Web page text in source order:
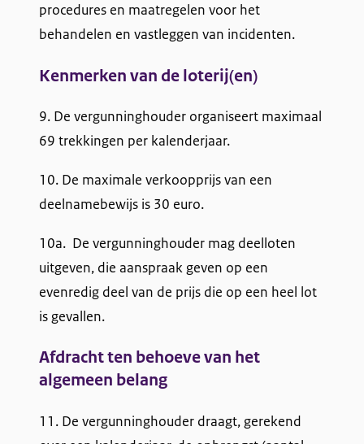
procedures en maatregelen voor het
behandelen en vastleggen van incidenten.
Kenmerken van de loterij(en)
9. De vergunninghouder organiseert maximaal
69 trekkingen per kalenderjaar.
10. De maximale verkoopprijs van een
deelnamebewijs is 30 euro.
10a. De vergunninghouder mag deelloten
uitgeven, die aanspraak geven op een
evenredig deel van de prijs die op een heel lot
is gevallen.
Afdracht ten behoeve van het
algemeen belang
11. De vergunninghouder draagt, gerekend